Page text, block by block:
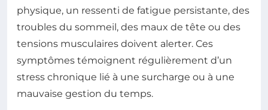
physique, un ressenti de fatigue persistante, des
troubles du sommeil, des maux de tête ou des
tensions musculaires doivent alerter. Ces
symptômes témoignent régulièrement d’un
stress chronique lié à une surcharge ou à une
mauvaise gestion du temps.